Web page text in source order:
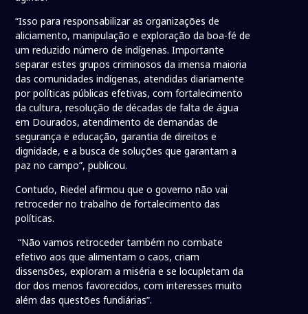
“Isso para responsabilizar as organizações de
aliciamento, manipulação e exploração da boa-fé de
um reduzido número de indígenas. Importante
separar estes grupos criminosos da imensa maioria
das comunidades indígenas, atendidas diariamente
por políticas públicas efetivas, com fortalecimento
da cultura, resolução de décadas de falta de água
em Dourados, atendimento de demandas de
segurança e educação, garantia de direitos e
dignidade, e a busca de soluções que garantam a
paz no campo”, publicou.
Contudo, Riedel afirmou que o governo não vai
retroceder no trabalho de fortalecimento das
políticas.
“Não vamos retroceder também no combate
efetivo aos que alimentam o caos, criam
dissensões, exploram a miséria e se locupletam da
dor dos menos favorecidos, com interesses muito
além das questões fundiárias”.